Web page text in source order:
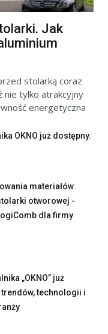
Jak
stolarką coraz
nie tylko atrakcyjny
energetyczna
OKNO już dostępny.
materiałów
otworowej -
dla firmy
„OKNO” już
technologii i